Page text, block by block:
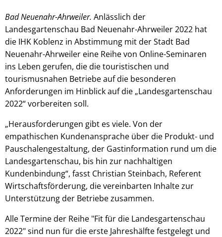
Bad Neuenahr-Ahrweiler. Anlässlich der
Landesgartenschau Bad Neuenahr-Ahrweiler 2022 hat
die IHK Koblenz in Abstimmung mit der Stadt Bad
Neuenahr-Ahrweiler eine Reihe von Online-Seminaren
ins Leben gerufen, die die touristischen und
tourismusnahen Betriebe auf die besonderen
Anforderungen im Hinblick auf die „Landesgartenschau
2022“ vorbereiten soll.
„Herausforderungen gibt es viele. Von der
empathischen Kundenansprache über die Produkt- und
Pauschalengestaltung, der Gastinformation rund um die
Landesgartenschau, bis hin zur nachhaltigen
Kundenbindung“, fasst Christian Steinbach, Referent
Wirtschaftsförderung, die vereinbarten Inhalte zur
Unterstützung der Betriebe zusammen.
Alle Termine der Reihe "Fit für die Landesgartenschau
2022" sind nun für die erste Jahreshälfte festgelegt und